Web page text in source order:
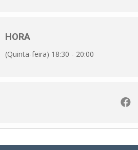
HORA
(Quinta-feira) 18:30 - 20:00